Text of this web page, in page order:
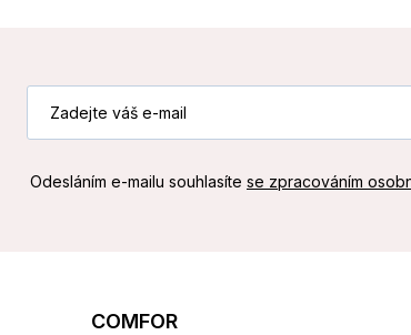
Odesláním e-mailu souhlasíte se zpracováním
COMFOR